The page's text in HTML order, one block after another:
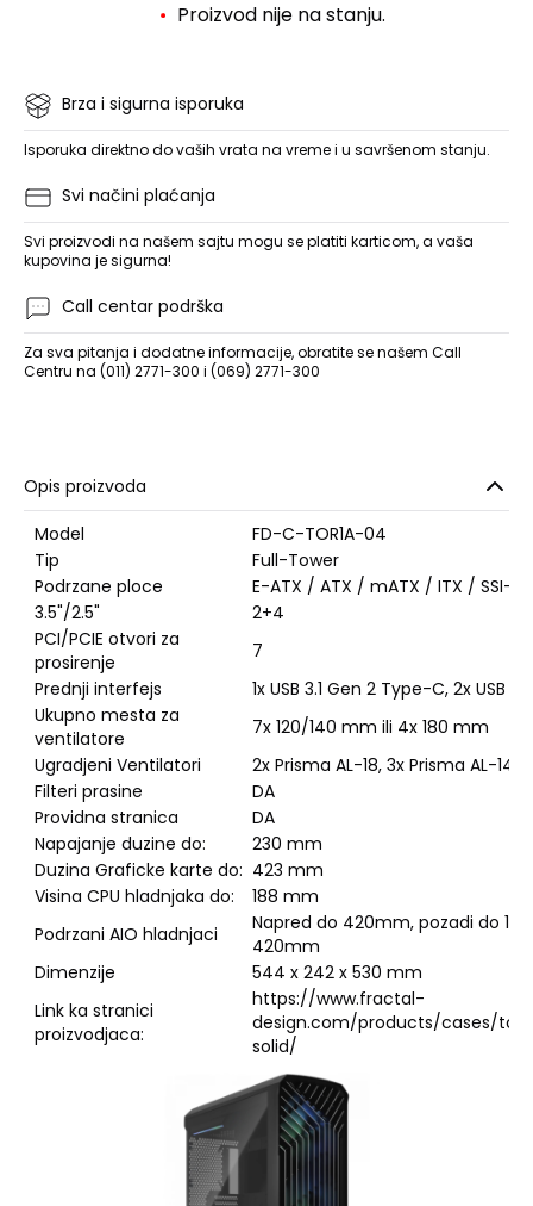
Proizvod nije na stanju.
Brza i sigurna isporuka
Isporuka direktno do vaših vrata na vreme i u savršenom stanju.
Svi načini plaćanja
Svi proizvodi na našem sajtu mogu se platiti karticom, a vaša
kupovina je sigurna!
Call centar podrška
Za sva pitanja i dodatne informacije, obratite se našem Call
Centru na (011) 2771-300 i (069) 2771-300
Opis proizvoda
Model
FD-C-TOR1A-04
Tip
Full-Tower
Podrzane ploce
E-ATX / ATX / mATX / ITX / SSI-
3.5"/2.5"
2+4
PCI/PCIE otvori za
prosirenje
7
Prednji interfejs
1x USB 3.1 Gen 2 Type-C, 2x USB
Ukupno mesta za
ventilatore
7x 120/140 mm ili 4x 180 mm
Ugradjeni Ventilatori
2x Prisma AL-18, 3x Prisma AL-14
Filteri prasine
DA
Providna stranica
DA
Napajanje duzine do:
230 mm
Duzina Graficke karte do: 423 mm
Visina CPU hladnjaka do:
188 mm
Podrzani AIO hladnjaci
Napred do 420mm, pozadi do
420mm
Dimenzije
544 x 242 x 530 mm
Link ka stranici
proizvodjaca:
https://www.fractal-
design.com/products/cases/
solid/